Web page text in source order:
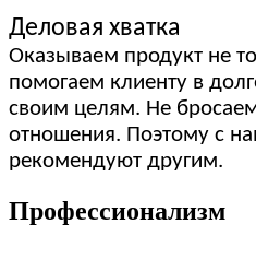
Деловая хватка
Оказываем продукт не
помогаем клиенту в
своим целям. Не
отношения. Поэтому с
рекомендуют другим.
Профессионализм